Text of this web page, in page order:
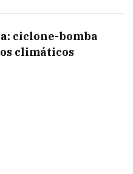
ciclone-bomba
climáticos